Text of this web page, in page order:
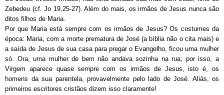
Zebedeu (cf. Jo 19,25-27). Além do mais, os irmãos de Jesus nunca são
ditos filhos de Maria.
Por que Maria está sempre com os irmãos de Jesus? Os costumes da
época: Maria, com a morte prematura de José (a bíblia não o cita mais) e
a saída de Jesus de sua casa para pregar o Evangelho, ficou uma mulher
só. Ora, uma mulher de bem não andava sozinha na rua; por isso, a
Virgem aparece quase sempre com os irmãos de Jesus, isto é, os
homens da sua parentela, provavelmente pelo lado de José. Aliás, os
primeiros escritores cristãos dizem isso claramente!